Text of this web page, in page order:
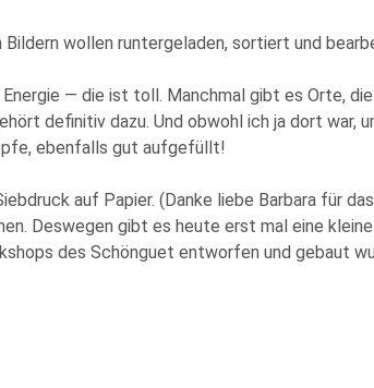
wollen runtergeladen, sortiert und
— die ist toll. Manchmal gibt es Orte,
definitiv dazu. Und obwohl ich ja dort war,
ebenfalls gut aufgefüllt!
auf Papier. (Danke liebe Barbara für
Deswegen gibt es heute erst mal eine
des Schönguet entworfen und gebaut